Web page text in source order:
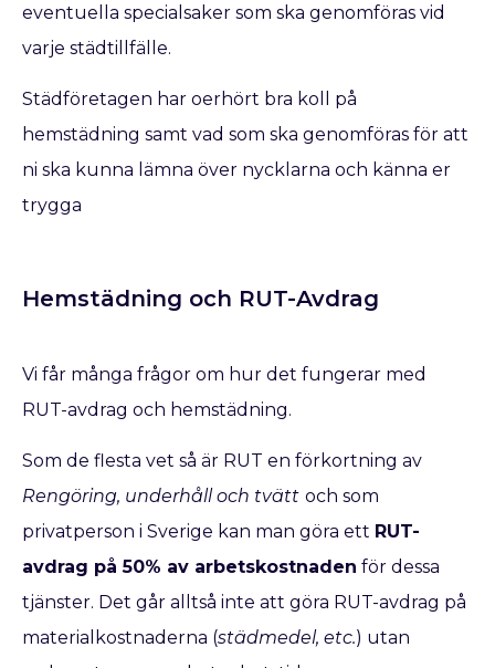
eventuella specialsaker som ska genomföras vid
varje städtillfälle.
Städföretagen har oerhört bra koll på
hemstädning samt vad som ska genomföras för att
ni ska kunna lämna över nycklarna och känna er
trygga
Hemstädning och RUT-Avdrag
Vi får många frågor om hur det fungerar med
RUT-avdrag och hemstädning.
Som de flesta vet så är RUT en förkortning av
Rengöring, underhåll och tvätt och som
privatperson i Sverige kan man göra ett RUT-
avdrag på 50% av arbetskostnaden för dessa
tjänster. Det går alltså inte att göra RUT-avdrag på
materialkostnaderna (städmedel, etc.) utan